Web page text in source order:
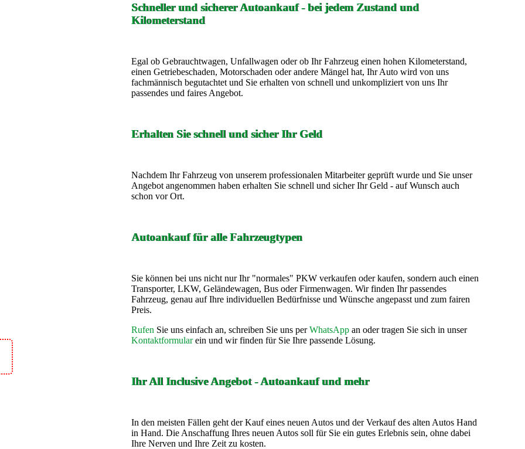
Schneller und sicherer Autoankauf - bei jedem Zustand und
Kilometerstand
Egal ob Gebrauchtwagen, Unfallwagen oder ob Ihr Fahrzeug einen hohen Kilometerstand,
einen Getriebeschaden, Motorschaden oder andere Mängel hat, Ihr Auto wird von uns
fachmännisch begutachtet und Sie erhalten von schnell und unkompliziert von uns Ihr
passendes und faires Angebot.
Erhalten Sie schnell und sicher Ihr Geld
Nachdem Ihr Fahrzeug von unserem professionalen Mitarbeiter geprüft wurde und Sie unser
Angebot angenommen haben erhalten Sie schnell und sicher Ihr Geld - auf Wunsch auch
schon vor Ort.
Autoankauf für alle Fahrzeugtypen
Sie können bei uns nicht nur Ihr "normales" PKW verkaufen oder kaufen, sondern auch einen
Transporter, LKW, Geländewagen, Bus oder Firmenwagen. Wir finden Ihr passendes
Fahrzeug, genau auf Ihre individuellen Bedürfnisse und Wünsche angepasst und zum fairen
Preis.
Rufen Sie uns einfach an, schreiben Sie uns perWhatsApp an oder tragen Sie sich in unser
Kontaktformularein und wir finden für Sie Ihre passende Lösung.
Ihr All Inclusive Angebot - Autoankauf und mehr
In den meisten Fällen geht der Kauf eines neuen Autos und der Verkauf des alten Autos Hand
in Hand. Die Anschaffung Ihres neuen Autos soll für Sie ein gutes Erlebnis sein, ohne dabei
Ihre Nerven und Ihre Zeit zu kosten.